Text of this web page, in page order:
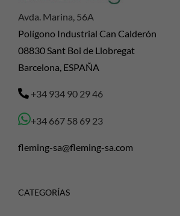
Avda. Marina, 56A
Polígono Industrial Can Calderón
08830 Sant Boi de Llobregat
Barcelona, ESPAÑA
+34 934 90 29 46
+34 667 58 69 23
fleming-sa@fleming-sa.com
CATEGORÍAS